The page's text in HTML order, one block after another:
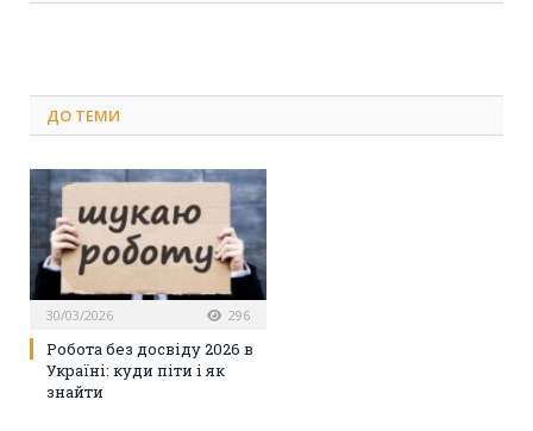
ДО ТЕМИ
30/03/2026 296
Робота без досвіду 2026 в
Україні: куди піти і як
знайти